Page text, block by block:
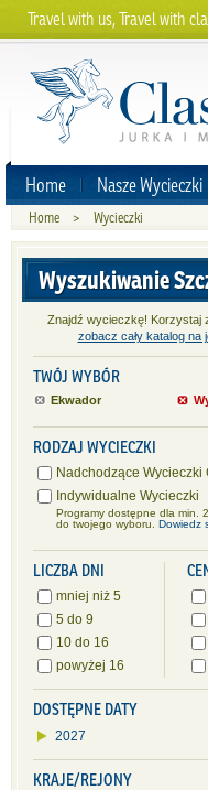
Travel with us, Travel with
Home Nasze Wycieczki
Home > Wycieczki
Wyszukiwanie
Znajdź wycieczkę! Korzystaj
zobacz cały katalog na
TWÓJ WYBÓR
Ekwador
RODZAJ WYCIECZKI
Nadchodzące Wycieczki
Indywidualne Wycieczki
Programy dostępne dla min.
do twojego wyboru. Dowiedz
LICZBA DNI
mniej niż 5
5 do 9
10 do 16
powyżej 16
DOSTĘPNE DATY
2027
KRAJE/REJONY